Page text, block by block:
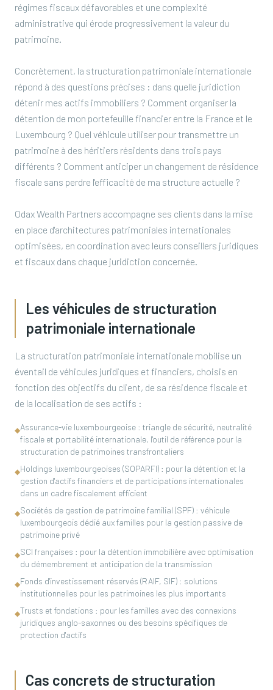
régimes fiscaux défavorables et une complexité
administrative qui érode progressivement la valeur du
patrimoine.
Concrètement, la structuration patrimoniale internationale
répond à des questions précises : dans quelle juridiction
détenir mes actifs immobiliers ? Comment organiser la
détention de mon portefeuille financier entre la France et le
Luxembourg ? Quel véhicule utiliser pour transmettre un
patrimoine à des héritiers résidents dans trois pays
différents ? Comment anticiper un changement de résidence
fiscale sans perdre l'efficacité de ma structure actuelle ?
Odax Wealth Partners accompagne ses clients dans la mise
en place d'architectures patrimoniales internationales
optimisées, en coordination avec leurs conseillers juridiques
et fiscaux dans chaque juridiction concernée.
Les véhicules de structuration
patrimoniale internationale
La structuration patrimoniale internationale mobilise un
éventail de véhicules juridiques et financiers, choisis en
fonction des objectifs du client, de sa résidence fiscale et
de la localisation de ses actifs :
◆Assurance-vie luxembourgeoise : triangle de sécurité, neutralité
fiscale et portabilité internationale, l'outil de référence pour la
structuration de patrimoines transfrontaliers
◆Holdings luxembourgeoises (SOPARFI) : pour la détention et la
gestion d'actifs financiers et de participations internationales
dans un cadre fiscalement efficient
◆Sociétés de gestion de patrimoine familial (SPF) : véhicule
luxembourgeois dédié aux familles pour la gestion passive de
patrimoine privé
◆SCI françaises : pour la détention immobilière avec optimisation
du démembrement et anticipation de la transmission
◆Fonds d'investissement réservés (RAIF, SIF) : solutions
institutionnelles pour les patrimoines les plus importants
◆Trusts et fondations : pour les familles avec des connexions
juridiques anglo-saxonnes ou des besoins spécifiques de
protection d'actifs
Cas concrets de structuration